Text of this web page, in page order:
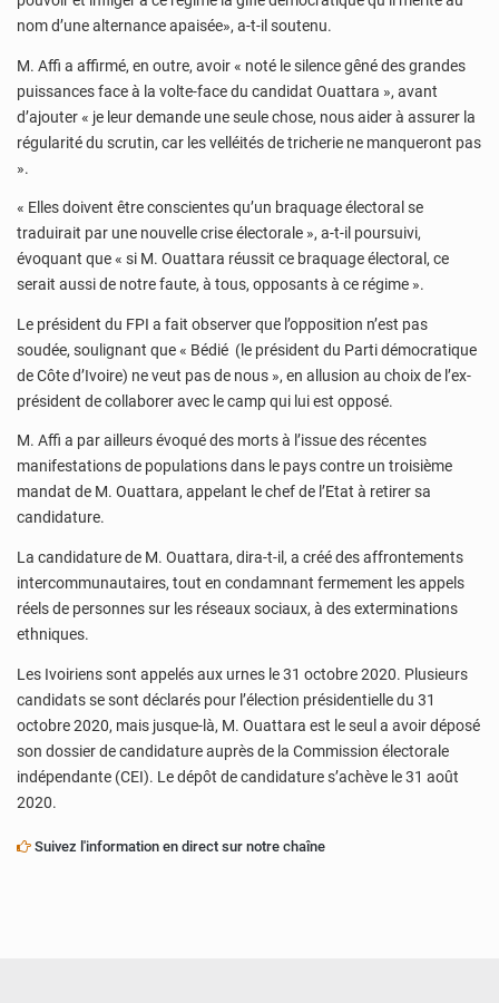
nom d’une alternance apaisée», a-t-il soutenu.
M. Affi a affirmé, en outre, avoir « noté le silence gêné des grandes
puissances face à la volte-face du candidat Ouattara », avant
d’ajouter « je leur demande une seule chose, nous aider à assurer la
régularité du scrutin, car les velléités de tricherie ne manqueront pas
».
« Elles doivent être conscientes qu’un braquage électoral se
traduirait par une nouvelle crise électorale », a-t-il poursuivi,
évoquant que « si M. Ouattara réussit ce braquage électoral, ce
serait aussi de notre faute, à tous, opposants à ce régime ».
Le président du FPI a fait observer que l’opposition n’est pas
soudée, soulignant que « Bédié (le président du Parti démocratique
de Côte d’Ivoire) ne veut pas de nous », en allusion au choix de l’ex-
président de collaborer avec le camp qui lui est opposé.
M. Affi a par ailleurs évoqué des morts à l’issue des récentes
manifestations de populations dans le pays contre un troisième
mandat de M. Ouattara, appelant le chef de l’Etat à retirer sa
candidature.
La candidature de M. Ouattara, dira-t-il, a créé des affrontements
intercommunautaires, tout en condamnant fermement les appels
réels de personnes sur les réseaux sociaux, à des exterminations
ethniques.
Les Ivoiriens sont appelés aux urnes le 31 octobre 2020. Plusieurs
candidats se sont déclarés pour l’élection présidentielle du 31
octobre 2020, mais jusque-là, M. Ouattara est le seul a avoir déposé
son dossier de candidature auprès de la Commission électorale
indépendante (CEI). Le dépôt de candidature s’achève le 31 août
2020.
Suivez l'information en direct sur notre chaîne